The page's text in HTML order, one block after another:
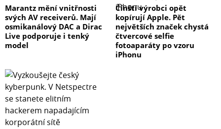
Marantz mění vnitřnosti
svých AV receiverů. Mají
osmikanálový DAC a Dirac
Live podporuje i tenký
model
Čínští výrobci opět
kopírují Apple. Pět
největších značek chystá
čtvercové selfie
fotoaparáty po vzoru
iPhonu